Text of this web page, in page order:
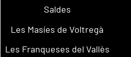
Saldes
Les Masíes de Voltregà
Les Franqueses del Vallès